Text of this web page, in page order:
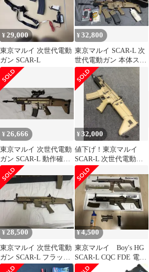
¥29,000
東京マルイ 次世代電動
ガン SCAR-L
¥32,800
東京マルイ SCAR-L 次
世代電動ガン 本体スコ
ープ、バッテリーなど
フルセット
¥ 26,666
東京マルイ 次世代電動
ガン SCAR-L 動作確認
済 初速92 現状品
¥32,000
値下げ！東京マルイ
SCAR-L 次世代電動ガ
ン フラットダークアー
ス
¥ 28,500
東京マルイ 次世代電動
ガン SCAR-L フラット
ダークアース スカーL
¥4,500
東京マルイ Boy's HG
SCAR-L CQC FDE 電動
ガン